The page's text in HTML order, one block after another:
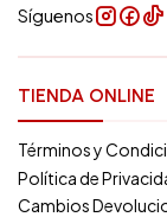
Síguenos
TIENDA ONLINE
Términos y
Política de
Cambios